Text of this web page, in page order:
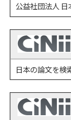
公益社団法人
日本の論文を検